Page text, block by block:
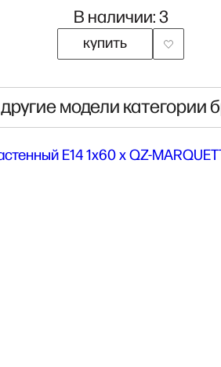
В наличии: 3
купить
другие модели категории